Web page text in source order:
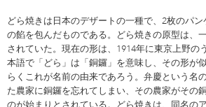
どら焼きは日本のデザートの一種で、2枚のパ
の餡を包んだものである。どら焼きの原型は、
されていた。現在の形は、1914年に東京上野の
本語で「どら」は「銅鑼」を意味し、その形が
らくこれが名前の由来であろう。弁慶という名
た農家に銅鑼を忘れてしまい、その農家がその